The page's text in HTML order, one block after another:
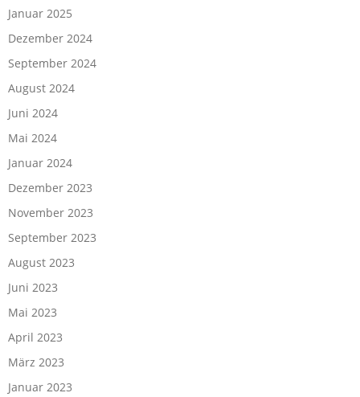
Januar 2025
Dezember 2024
September 2024
August 2024
Juni 2024
Mai 2024
Januar 2024
Dezember 2023
November 2023
September 2023
August 2023
Juni 2023
Mai 2023
April 2023
März 2023
Januar 2023